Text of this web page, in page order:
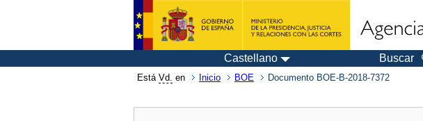
Castellano Buscar
Está Vd. en Inicio BOE Documento BOE-B-2018-7372